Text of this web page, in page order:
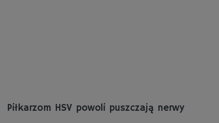
Piłkarzom HSV powoli puszczają nerwy